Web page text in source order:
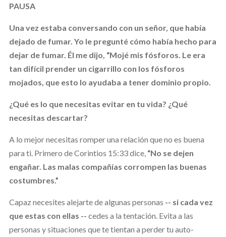
PAUSA
Una vez estaba conversando con un señor, que había
dejado de fumar. Yo le pregunté cómo había hecho para
dejar de fumar. Él me dijo, “Mojé mis fósforos. Le era
tan difícil prender un cigarrillo con los fósforos
mojados, que esto lo ayudaba a tener dominio propio.
¿Qué es lo que necesitas evitar en tu vida? ¿Qué
necesitas descartar?
A lo mejor necesitas romper una relación que no es buena
para ti. Primero de Corintios 15:33 dice, “No se dejen
engañar. Las malas compañías corrompen las buenas
costumbres.”
Capaz necesites alejarte de algunas personas -- si cada vez
que estas con ellas -- cedes a la tentación. Evita a las
personas y situaciones que te tientan a perder tu auto-